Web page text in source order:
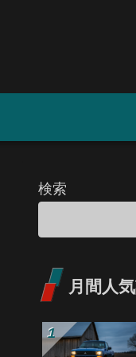
検索
月間人